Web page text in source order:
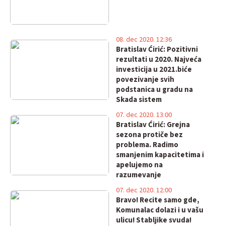
Bratislav Ćirić: Pozitivni
rezultati u 2020. Najveća
investicija u 2021.biće
povezivanje svih
podstanica u gradu na
Skada sistem
08. dec 2020. 12:36
Bratislav Ćirić: Grejna
sezona protiče bez
problema. Radimo
smanjenim kapacitetima i
apelujemo na
razumevanje
07. dec 2020. 13:00
Bravo! Recite samo gde,
Komunalac dolazi i u vašu
ulicu! Stabljike svuda!
07. dec 2020. 12:00